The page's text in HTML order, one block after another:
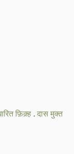
फ़िक़्ह.दास मुक्त